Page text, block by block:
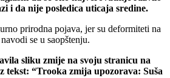
i da nije posledica uticaja sredine.
prirodna pojava, jer su deformiteti na
se u saopštenju.
sliku zmije na svoju stranicu na
tekst: “Trooka zmija upozorava: Suša